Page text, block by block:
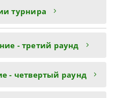
турнира
- третий раунд
- четвертый раунд